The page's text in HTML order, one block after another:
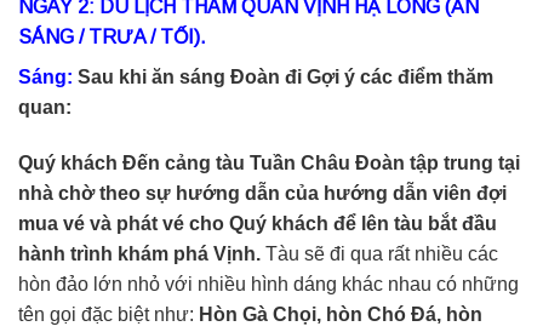
NGÀY 2: DU LỊCH THAM QUAN VỊNH HẠ LONG (ĂN
SÁNG / TRƯA / TỐI).
Sáng: Sau khi ăn sáng Đoàn đi Gợi ý các điểm thăm
quan:
Quý khách Đến cảng tàu Tuần Châu Đoàn tập trung tại
nhà chờ theo sự hướng dẫn của hướng dẫn viên đợi
mua vé và phát vé cho Quý khách để lên tàu bắt đầu
hành trình khám phá Vịnh. Tàu sẽ đi qua rất nhiều các
hòn đảo lớn nhỏ với nhiều hình dáng khác nhau có những
tên gọi đặc biệt như: Hòn Gà Chọi, hòn Chó Đá, hòn